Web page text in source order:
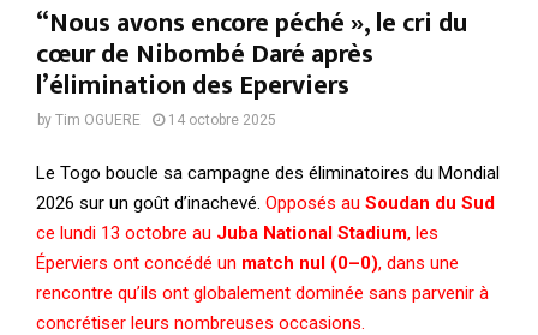
“Nous avons encore péché », le cri du
cœur de Nibombé Daré après
l’élimination des Eperviers
by Tim OGUERE 14 octobre 2025
Le Togo boucle sa campagne des éliminatoires du Mondial
2026 sur un goût d’inachevé. Opposés au Soudan du Sud
ce lundi 13 octobre au Juba National Stadium, les
Éperviers ont concédé un match nul (0–0), dans une
rencontre qu’ils ont globalement dominée sans parvenir à
concrétiser leurs nombreuses occasions.